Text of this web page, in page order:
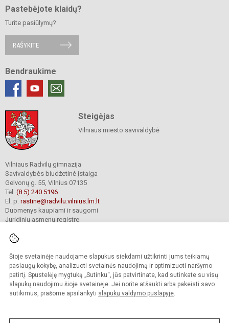
Šioje svetainėje naudojame slapukus siekdami užtikrinti jums teikiamų
paslaugų kokybę, analizuoti svetainės naudojimą ir optimizuoti naršymo
patirtį. Spustelėję mygtuką „Sutinku“, jūs patvirtinate, kad sutinkate su visų
slapukų naudojimu šioje svetainėje. Jei norite atšaukti arba pakeisti savo
sutikimus, prašome apsilankyti slapukų valdymo puslapyje.
Pastebėjote klaidų?
Turite pasiūlymų?
RAŠYKITE
Bendraukime
Steigėjas
Vilniaus miesto savivaldybė
Vilniaus Radvilų gimnazija
Savivaldybės biudžetinė įstaiga
Gelvonų g. 55, Vilnius 07135
Tel. (8 5) 240 5196
El. p. rastine@radvilu.vilnius.lm.lt
Duomenys kaupiami ir saugomi
Juridinių asmenų registre
© 2022. Vilniaus Radvilų gimnazija. Visos teisės saugomos.
Kopijuoti turinį be raštiško gimnazijos sutikimo griežtai draudžiama.
Prieinamumo paraiška Slapukų valdymas